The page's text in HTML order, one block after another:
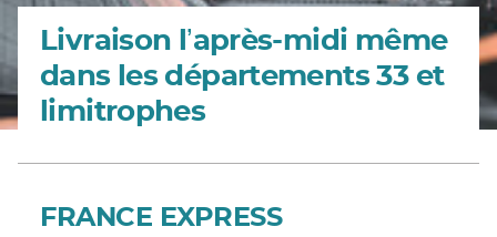
Livraison lʼaprès-midi même
dans les départements 33 et
limitrophes
FRANCE EXPRESS